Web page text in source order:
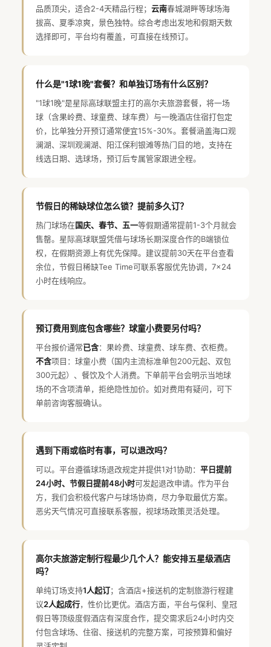
品质顶尖，适合2-4天精品行程； 云南春城湖畔等球场海
拔高、夏季凉爽，景色独特。综合考虑出发地和假期天数
选择即可，平台均有覆盖，可直接在线预订。
什么是"1球1晚"套餐？和单独订场有什么区别？
"1球1晚"是星际高球联盟主打的高尔夫旅游套餐，将一场
球（含果岭费、球童费、球车费）与一晚酒店住宿打包定
价，比单独分开预订通常便宜15%-30%。套餐涵盖海口观
澜湖、深圳观澜湖、阳江保利银滩等热门目的地，支持在
线选日期、选球场，预订后专属管家跟进全程。
节假日的稀缺球位怎么锁？提前多久订？
热门球场在国庆、春节、五一等假期通常提前1-3个月就会
售罄。星际高球联盟凭借与球场长期深度合作的B端锁位
权，在假期资源上有优先保障。建议提前30天在平台查看
余位，节假日稀缺Tee Time可联系客服优先协调，7×24
小时在线响应。
预订费用到底包含哪些？球童小费要另付吗？
平台报价通常已含：果岭费、球童费、球车费、衣柜费。
不含项目：球童小费（国内主流标准单包200元起、双包
300元起）、餐饮及个人消费。下单前平台会明示当地球
场的不含项清单，拒绝隐性加价。如对费用有疑问，可下
单前咨询客服确认。
遇到下雨或临时有事，可以退改吗？
可以。平台遵循球场退改规定并提供1对1协助： 平日提前
24小时、节假日提前48小时可发起退改申请。作为平台
方，我们会积极代客户与球场协商，尽力争取最优方案。
恶劣天气情况可直接联系客服，视球场政策灵活处理。
高尔夫旅游定制行程最少几个人？能安排五星级酒店
吗？
单纯订场支持1人起订；含酒店+接送机的定制旅游行程建
议2人起成行，性价比更优。酒店方面，平台与保利、皇冠
假日等顶级度假酒店有深度合作，提交需求后24小时内交
付包含球场、住宿、接送机的完整方案，可按预算和偏好